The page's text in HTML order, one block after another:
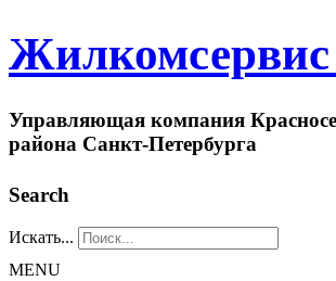
Управляющая компания
района Санкт-Петербурга
Search
Искать...
MENU